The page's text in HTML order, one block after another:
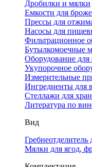
Дробилки и мялки
Емкости для
Прессы для
Насосы для
Фильтрационное
Бутылкомоечные
Оборудование для
Укупорочное
Измерительные
Ингредиенты для
Стеллажи для
Литература по
Вид
Гребнеотделитель
Мялки для ягод,